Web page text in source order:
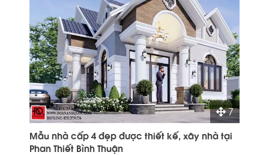
7
Mẫu nhà cấp 4 đẹp được thiết kế, xây nhà tại
Phan Thiết Bình Thuận